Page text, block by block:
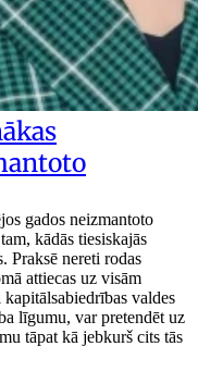
gados neizmantoto
kādās tiesiskajās
Praksē nereti rodas
attiecas uz visām
valdes
līgumu, var pretendēt uz
tāpat kā jebkurš cits tās